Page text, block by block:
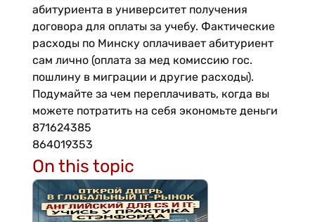
абитуриента в университет получения
договора для оплаты за учебу. Фактические
расходы по Минску оплачивает абитуриент
сам лично (оплата за мед комиссию гос.
пошлину в миграции и другие расходы).
Подумайте за чем переплачивать, когда вы
можете потратить на себя экономьте деньги
871624385
864019353
On this topic